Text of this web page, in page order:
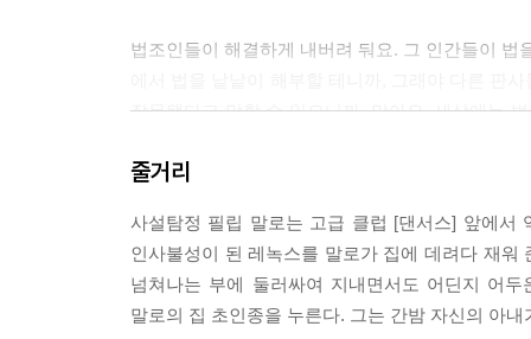
법조인들이 해결하게 내버려 둬요. 그 인간들이
잘못됐다고 말할 수 있으니까. 맞아요, 세상에는
--- p.476
「버니 선배는 아주 좋은 경찰이지만 너무 순진
노름판에서 월급이 털리면 도박을 금지하라고 하
금지해야겠네. 누가 호텔방에서 여자랑 뒹굴다가
「거 입 좀 닥쳐!」
줄거리
사설탐정 필립 말로는 고급 클럽 [댄서스] 앞에서
인사불성이 된 레녹스를 말로가 집에 데려다 재
넘쳐나는 부에 둘러싸여 지내면서도 어딘지 어
말로의 집 초인종을 누른다. 그는 간밤 자신의 아